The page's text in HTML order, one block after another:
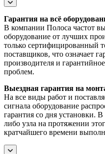
Гарантия на всё
В компании Полоса частот
оборудование от лучших
только сертифицированный
поставщиков, что означает
производителя и
проблем.
Выездная гарантия на
На все виды работ и
сигнала оборудование
гарантия со дня установки.
либо узла на протяжении
кратчайшего времени